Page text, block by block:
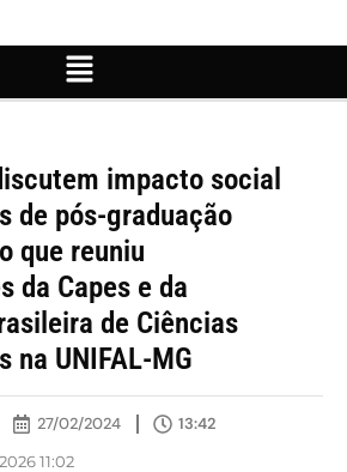
impacto social
de pós-graduação
que reuniu
da Capes e da
de Ciências
na UNIFAL-MG
27/02/2024 13:42
11:02